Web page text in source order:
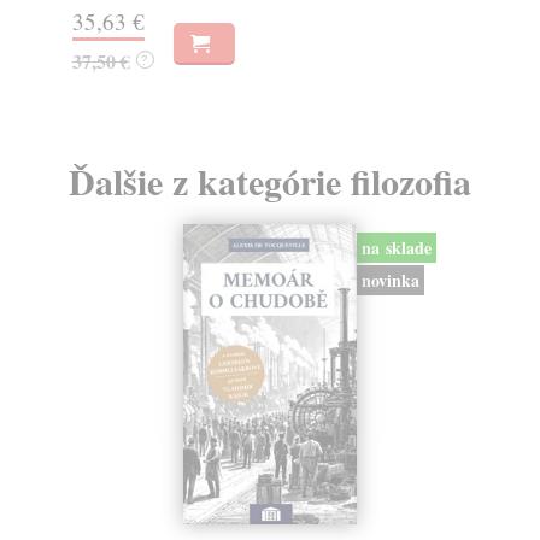
14,00 € ?
Ďalšie z kategórie filozofia
na sklade
novinka